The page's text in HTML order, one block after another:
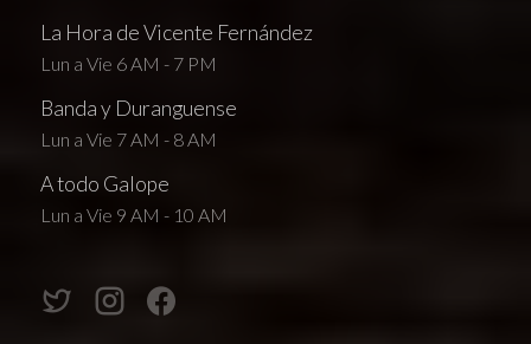
La Hora de Vicente Fernández
Lun a Vie 6 AM - 7 PM
Banda y Duranguense
Lun a Vie 7 AM - 8 AM
A todo Galope
Lun a Vie 9 AM - 10 AM